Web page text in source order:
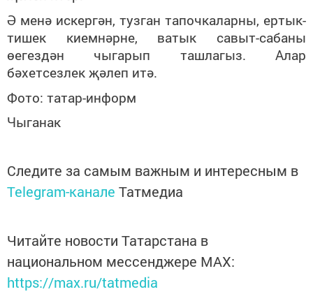
Ә менә искергән, тузган тапочкаларны, ертык-
тишек киемнәрне, ватык савыт-сабаны
өегездән чыгарып ташлагыз. Алар
бәхетсезлек җәлеп итә.
Фото: татар-информ
Чыганак
Следите за самым важным и интересным в
Telegram-канале Татмедиа
Читайте новости Татарстана в
национальном мессенджере MАХ:
https://max.ru/tatmedia